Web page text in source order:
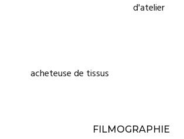
d'atelier
acheteuse de tissus
FILMOGRAPHIE